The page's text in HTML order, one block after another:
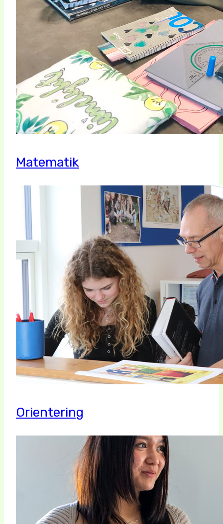
Matematik
Orientering